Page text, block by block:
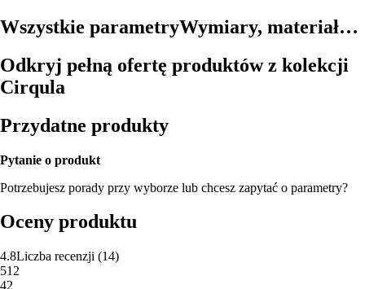
Wszystkie parametryWymiary, materiał…
Odkryj pełną ofertę produktów z kolekcji
Cirqula
Przydatne produkty
Pytanie o produkt
Potrzebujesz porady przy wyborze lub chcesz zapytać o parametry?
Oceny produktu
4.8Liczba recenzji (14)
512
42